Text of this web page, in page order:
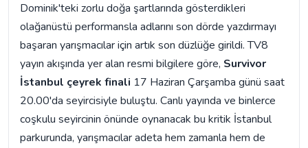
Dominik'teki zorlu doğa şartlarında gösterdikleri
olağanüstü performansla adlarını son dörde yazdırmayı
başaran yarışmacılar için artık son düzlüğe girildi. TV8
yayın akışında yer alan resmi bilgilere göre, Survivor
İstanbul çeyrek finali 17 Haziran Çarşamba günü saat
20.00'da seyircisiyle buluştu. Canlı yayında ve binlerce
coşkulu seyircinin önünde oynanacak bu kritik İstanbul
parkurunda, yarışmacılar adeta hem zamanla hem de